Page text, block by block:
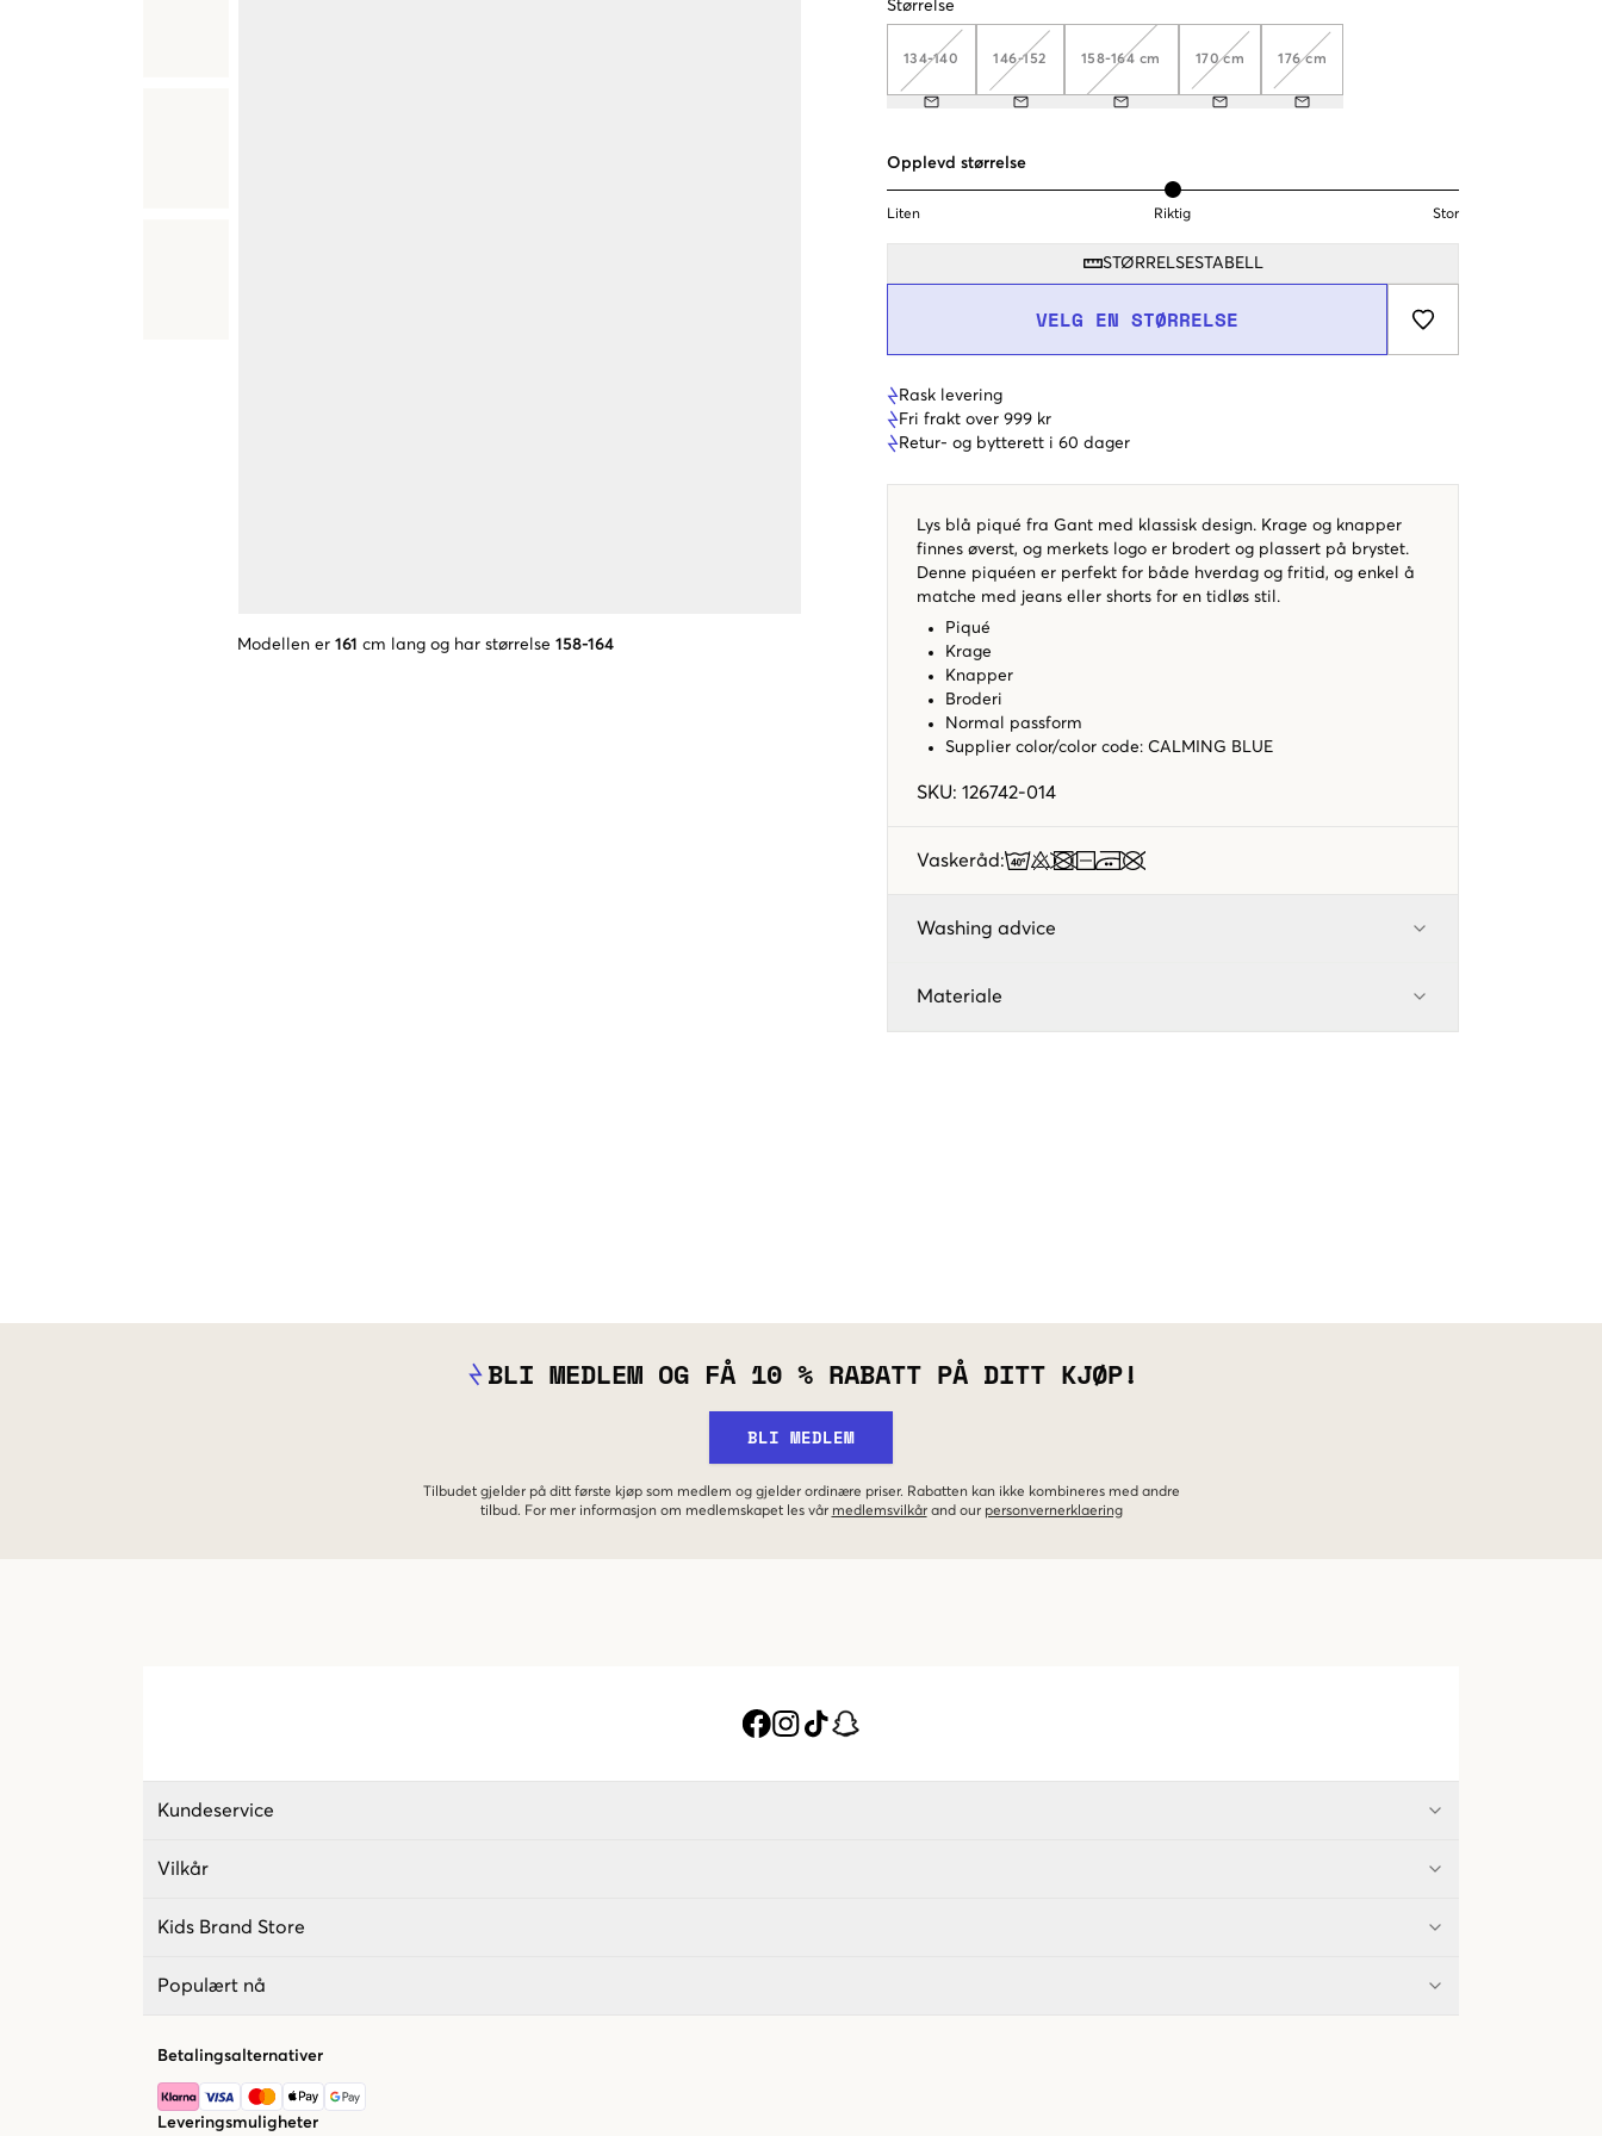
Modellen er 161 cm lang og har størrelse 158-164
Størrelse
134-140 146-152 158-164 cm 170 cm 176 cm
Opplevd størrelse
Liten Riktig Stor
STØRRELSESTABELL
VELG EN STØRRELSE
Rask levering
Fri frakt over 999 kr
Retur- og bytterett i 60 dager
Lys blå piqué fra Gant med klassisk design. Krage og knapper
finnes øverst, og merkets logo er brodert og plassert på brystet.
Denne piquéen er perfekt for både hverdag og fritid, og enkel å
matche med jeans eller shorts for en tidløs stil.
Piqué
Krage
Knapper
Broderi
Normal passform
Supplier color/color code: CALMING BLUE
SKU: 126742-014
Vaskeråd:
Washing advice
Materiale
BLI MEDLEM OG FÅ 10 % RABATT PÅ DITT KJØP!
BLI MEDLEM
Tilbudet gjelder på ditt første kjøp som medlem og gjelder ordinære priser. Rabatten kan ikke kombineres med andre
tilbud. For mer informasjon om medlemskapet les vår medlemsvilkår and our personvernerklaering
Kundeservice
Vilkår
Kids Brand Store
Populært nå
Betalingsalternativer
Leveringsmuligheter